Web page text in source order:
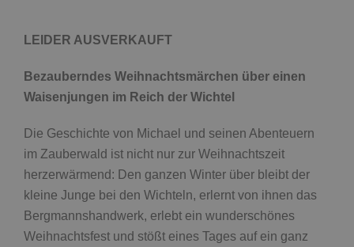
LEIDER AUSVERKAUFT
Bezauberndes Weihnachtsmärchen über einen
Waisenjungen im Reich der Wichtel
Die Geschichte von Michael und seinen Abenteuern
im Zauberwald ist nicht nur zur Weihnachtszeit
herzerwärmend: Den ganzen Winter über bleibt der
kleine Junge bei den Wichteln, erlernt von ihnen das
Bergmannshandwerk, erlebt ein wunderschönes
Weihnachtsfest und stößt eines Tages auf ein ganz